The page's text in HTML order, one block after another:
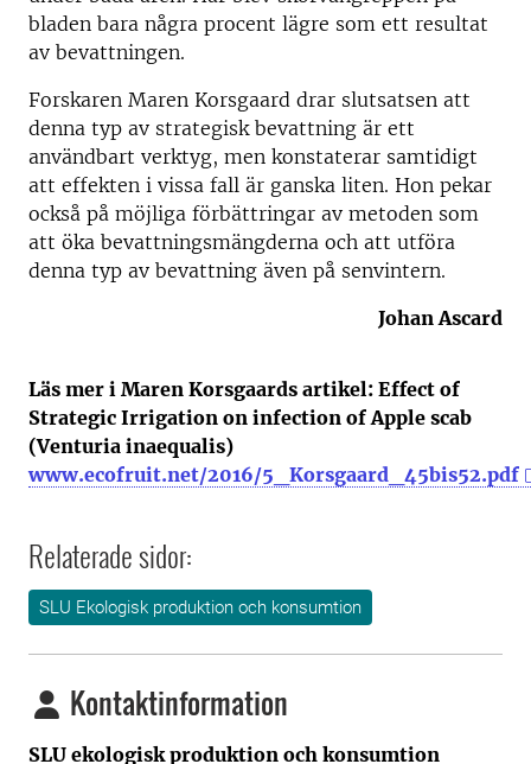
bladen bara några procent lägre som ett resultat
av bevattningen.
Forskaren Maren Korsgaard drar slutsatsen att
denna typ av strategisk bevattning är ett
användbart verktyg, men konstaterar samtidigt
att effekten i vissa fall är ganska liten. Hon pekar
också på möjliga förbättringar av metoden som
att öka bevattningsmängderna och att utföra
denna typ av bevattning även på senvintern.
Johan Ascard
Läs mer i Maren Korsgaards artikel: Effect of
Strategic Irrigation on infection of Apple scab
(Venturia inaequalis)
www.ecofruit.net/2016/5_Korsgaard_45bis52.pdf
Relaterade sidor:
SLU Ekologisk produktion och konsumtion
Kontaktinformation
SLU ekologisk produktion och konsumtion